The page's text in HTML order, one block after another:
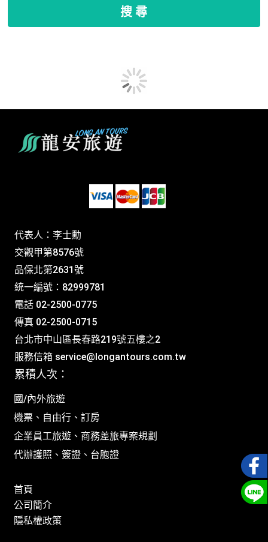
搜 尋
代表人：李士勳
交觀甲第8576號
品保北第2631號
統一編號：82999781
電話 02-2500-0775
傳真 02-2500-0715
台北市中山區長春路219號五樓之2
服務信箱 service@longantours.com.tw
累積人次：
國/內外旅遊
機票、自由行、訂房
企業員工旅遊、商務差旅專案規劃
代辦護照、簽證、台胞證
首頁
公司簡介
隱私權政策